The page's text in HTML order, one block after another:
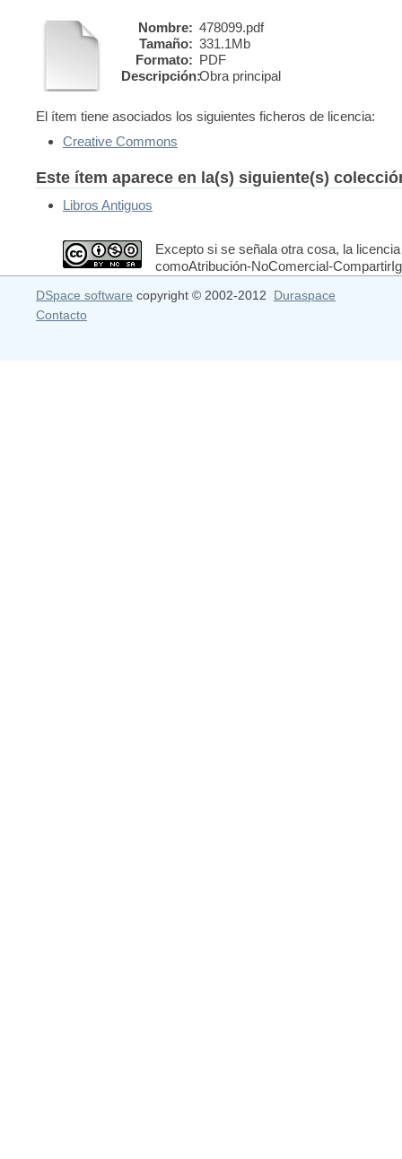
Nombre: 478099.pdf
Tamaño: 331.1Mb
Formato: PDF
Descripción:Obra principal
El ítem tiene asociados los siguientes ficheros de licencia:
Creative Commons
Este ítem aparece en la(s) siguiente(s)
Libros Antiguos
Excepto si se señala otra cosa, la
comoAtribución-NoComercial-
DSpace software copyright © 2002-2012 Duraspace
Contacto